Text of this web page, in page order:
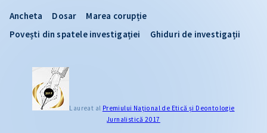
Ancheta Dosar
Marea corupție
Povești din spatele investigației
Ghiduri de investigații
Laureat al Premiului Naţional de Etică și Deontologie
Jurnalistică 2017